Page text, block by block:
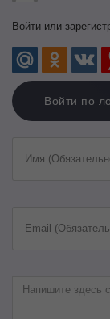
Войти или
Войти по
Имя
Email